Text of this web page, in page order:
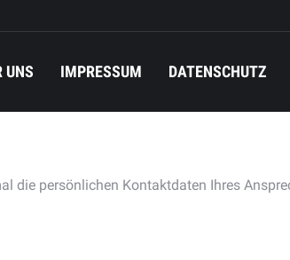
UNS IMPRESSUM DATENSCHUTZ
die persönlichen Kontaktdaten Ihres